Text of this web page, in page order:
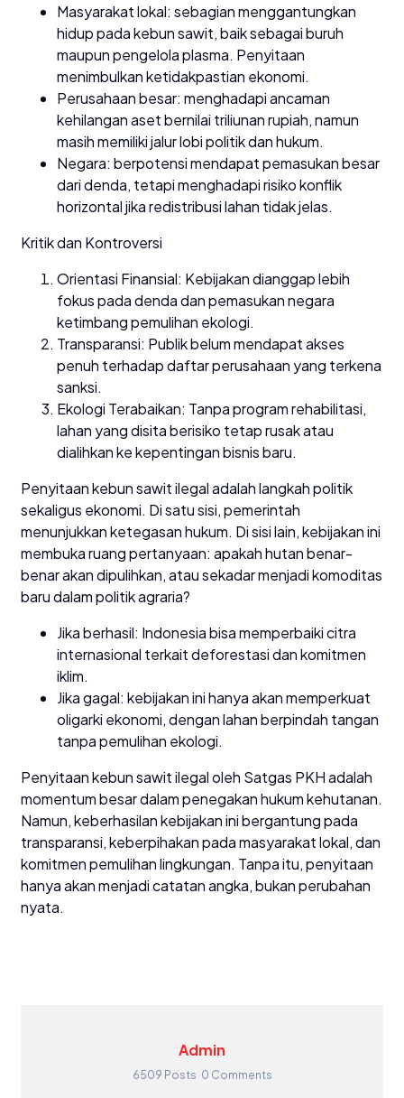
Masyarakat lokal: sebagian menggantungkan
hidup pada kebun sawit, baik sebagai buruh
maupun pengelola plasma. Penyitaan
menimbulkan ketidakpastian ekonomi.
Perusahaan besar: menghadapi ancaman
kehilangan aset bernilai triliunan rupiah, namun
masih memiliki jalur lobi politik dan hukum.
Negara: berpotensi mendapat pemasukan besar
dari denda, tetapi menghadapi risiko konflik
horizontal jika redistribusi lahan tidak jelas.
Kritik dan Kontroversi
Orientasi Finansial: Kebijakan dianggap lebih
fokus pada denda dan pemasukan negara
ketimbang pemulihan ekologi.
Transparansi: Publik belum mendapat akses
penuh terhadap daftar perusahaan yang terkena
sanksi.
Ekologi Terabaikan: Tanpa program rehabilitasi,
lahan yang disita berisiko tetap rusak atau
dialihkan ke kepentingan bisnis baru.
Penyitaan kebun sawit ilegal adalah langkah politik
sekaligus ekonomi. Di satu sisi, pemerintah
menunjukkan ketegasan hukum. Di sisi lain, kebijakan ini
membuka ruang pertanyaan: apakah hutan benar-
benar akan dipulihkan, atau sekadar menjadi komoditas
baru dalam politik agraria?
Jika berhasil: Indonesia bisa memperbaiki citra
internasional terkait deforestasi dan komitmen
iklim.
Jika gagal: kebijakan ini hanya akan memperkuat
oligarki ekonomi, dengan lahan berpindah tangan
tanpa pemulihan ekologi.
Penyitaan kebun sawit ilegal oleh Satgas PKH adalah
momentum besar dalam penegakan hukum kehutanan.
Namun, keberhasilan kebijakan ini bergantung pada
transparansi, keberpihakan pada masyarakat lokal, dan
komitmen pemulihan lingkungan. Tanpa itu, penyitaan
hanya akan menjadi catatan angka, bukan perubahan
nyata.
Admin
6509 Posts 0 Comments